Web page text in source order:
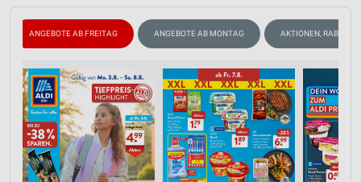
ANGEBOTE AB FREITAG ANGEBOTE AB MONTAG AKTIONEN, RABATTE